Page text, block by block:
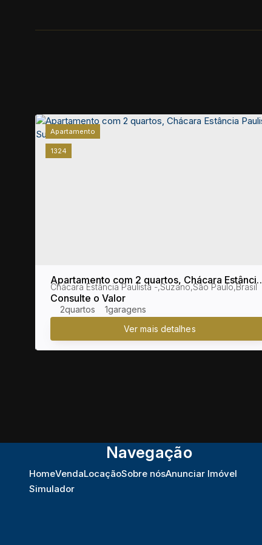
1324
Apartamento
Apartamento com 2 quartos, Chácara Estância
Paulista - Suzano
Consulte o Valor
Chácara Estância Paulista ,Suzano,São Paulo,Brasil
2 1
Navegação
HomeVendaLocaçãoSobre nósAnunciar Imóvel
Simulador